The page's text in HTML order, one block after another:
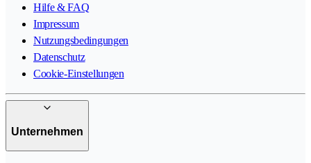
Hilfe & FAQ
Impressum
Nutzungsbedingungen
Datenschutz
Cookie-Einstellungen
Unternehmen